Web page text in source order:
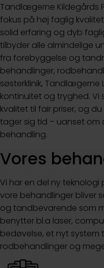
Tandlægerne Kildegårds
fokus på høj faglig
solid erfaring og dyb
tilbyder alle almindelige
fra forebyggelse og
behandlinger,
søsterklinik, Tandlægerne
kontinuitet og tryghed.
kvalitet til fair priser, og
tager sig tid – uanset om
behandling.
Vores
Vi har en del ny teknologi
vore behandlinger bliver
og tandbevarende som
benytter bl.a laser,
bedøvelse, et nyt system
rodbehandlinger og